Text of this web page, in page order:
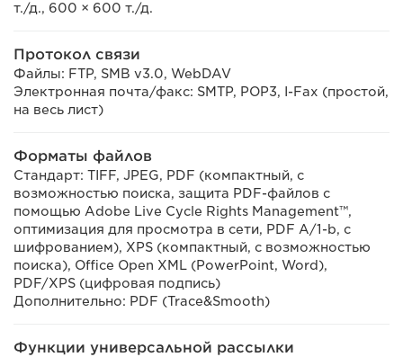
т./д., 600 × 600 т./д.
Протокол связи
Файлы: FTP, SMB v3.0, WebDAV
Электронная почта/факс: SMTP, POP3, I-Fax (простой,
на весь лист)
Форматы файлов
Стандарт: TIFF, JPEG, PDF (компактный, с
возможностью поиска, защита PDF-файлов с
помощью Adobe Live Cycle Rights Management™,
оптимизация для просмотра в сети, PDF A/1-b, с
шифрованием), XPS (компактный, с возможностью
поиска), Office Open XML (PowerPoint, Word),
PDF/XPS (цифровая подпись)
Дополнительно: PDF (Trace&Smooth)
Функции универсальной рассылки